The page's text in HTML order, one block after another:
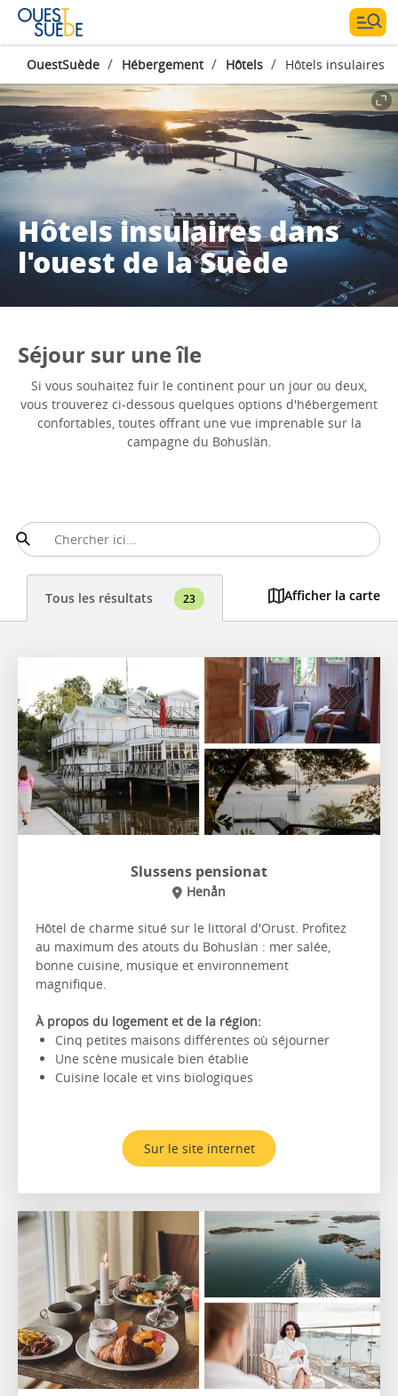
OuestSuède / Hébergement / Hôtels / Hôtels insulaires
Hôtels insulaires dans
l'ouest de la Suède
Séjour sur une île
Si vous souhaitez fuir le continent pour un jour ou deux,
vous trouverez ci-dessous quelques options d'hébergement
confortables, toutes offrant une vue imprenable sur la
campagne du Bohuslän.
Tous les résultats 23 Afficher la carte
Slussens pensionat
Henån
Hôtel de charme situé sur le littoral d'Orust. Profitez
au maximum des atouts du Bohuslän : mer salée,
bonne cuisine, musique et environnement
magnifique.
À propos du logement et de la région:
Cinq petites maisons différentes où séjourner
Une scène musicale bien établie
Cuisine locale et vins biologiques
Sur le site internet